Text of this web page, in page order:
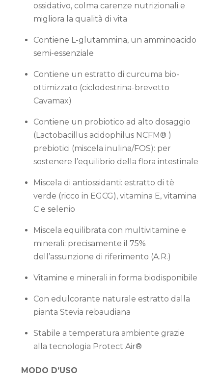
ossidativo, colma carenze nutrizionali e
migliora la qualità di vita
Contiene L-glutammina, un amminoacido
semi-essenziale
Contiene un estratto di curcuma bio-
ottimizzato (ciclodestrina-brevetto
Cavamax)
Contiene un probiotico ad alto dosaggio
(Lactobacillus acidophilus NCFM® )
prebiotici (miscela inulina/FOS): per
sostenere l’equilibrio della flora intestinale
Miscela di antiossidanti: estratto di tè
verde (ricco in EGCG), vitamina E, vitamina
C e selenio
Miscela equilibrata con multivitamine e
minerali: precisamente il 75%
dell’assunzione di riferimento (A.R.)
Vitamine e minerali in forma biodisponibile
Con edulcorante naturale estratto dalla
pianta Stevia rebaudiana
Stabile a temperatura ambiente grazie
alla tecnologia Protect Air®
MODO D’USO